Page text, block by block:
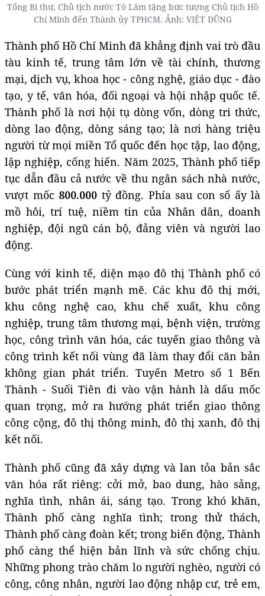
Tổng Bí thư, Chủ tịch nước Tô Lâm tặng bức tượng Chủ tịch Hồ
Chí Minh đến Thành ủy TPHCM. Ảnh: VIỆT DŨNG
Thành phố Hồ Chí Minh đã khẳng định vai trò đầu
tàu kinh tế, trung tâm lớn về tài chính, thương
mại, dịch vụ, khoa học - công nghệ, giáo dục - đào
tạo, y tế, văn hóa, đối ngoại và hội nhập quốc tế.
Thành phố là nơi hội tụ dòng vốn, dòng tri thức,
dòng lao động, dòng sáng tạo; là nơi hàng triệu
người từ mọi miền Tổ quốc đến học tập, lao động,
lập nghiệp, cống hiến. Năm 2025, Thành phố tiếp
tục dẫn đầu cả nước về thu ngân sách nhà nước,
vượt mốc 800.000 tỷ đồng. Phía sau con số ấy là
mồ hôi, trí tuệ, niềm tin của Nhân dân, doanh
nghiệp, đội ngũ cán bộ, đảng viên và người lao
động.
Cùng với kinh tế, diện mạo đô thị Thành phố có
bước phát triển mạnh mẽ. Các khu đô thị mới,
khu công nghệ cao, khu chế xuất, khu công
nghiệp, trung tâm thương mại, bệnh viện, trường
học, công trình văn hóa, các tuyến giao thông và
công trình kết nối vùng đã làm thay đổi căn bản
không gian phát triển. Tuyến Metro số 1 Bến
Thành - Suối Tiên đi vào vận hành là dấu mốc
quan trọng, mở ra hướng phát triển giao thông
công cộng, đô thị thông minh, đô thị xanh, đô thị
kết nối.
Thành phố cũng đã xây dựng và lan tỏa bản sắc
văn hóa rất riêng: cởi mở, bao dung, hào sảng,
nghĩa tình, nhân ái, sáng tạo. Trong khó khăn,
Thành phố càng nghĩa tình; trong thử thách,
Thành phố càng đoàn kết; trong biến động, Thành
phố càng thể hiện bản lĩnh và sức chống chịu.
Những phong trào chăm lo người nghèo, người có
công, công nhân, người lao động nhập cư, trẻ em,